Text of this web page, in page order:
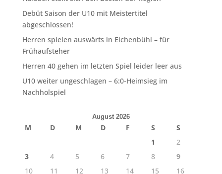
Debüt Saison der U10 mit Meistertitel
abgeschlossen!
Herren spielen auswärts in Eichenbühl – für
Frühaufsteher
Herren 40 gehen im letzten Spiel leider leer aus
U10 weiter ungeschlagen – 6:0-Heimsieg im
Nachholspiel
August 2026
M D M D F S
S
1
2
3
4 5 6 7 8
9
10
11 12 13 14 15 16